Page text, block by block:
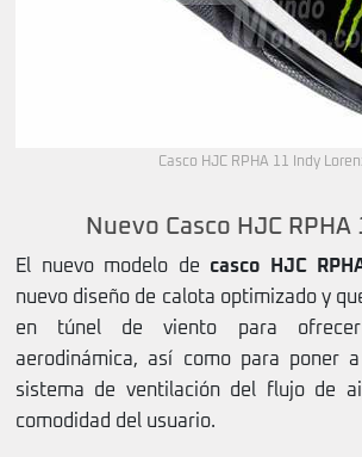
Casco HJC RPHA 11 Indy
Nuevo Casco HJC RPHA
El nuevo modelo de casco HJC
nuevo diseño de calota optimizado y
en túnel de viento para ofrecer
aerodinámica, así como para poner
sistema de ventilación del flujo de
comodidad del usuario.